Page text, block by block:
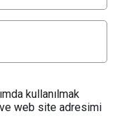
kullanılmak
web site adresimi